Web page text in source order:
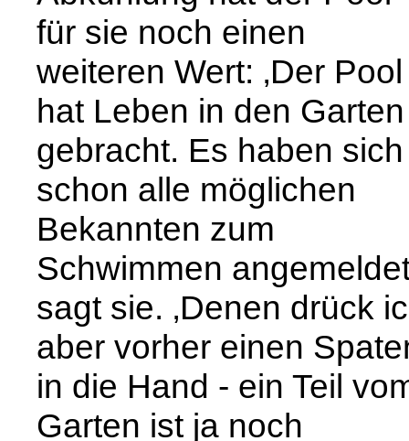
für sie noch einen
weiteren Wert: ‚Der Pool
hat Leben in den Garten
gebracht. Es haben sich
schon alle möglichen
Bekannten zum
Schwimmen
sagt sie. ‚Denen drück
aber vorher einen
in die Hand - ein Teil
Garten ist ja noch